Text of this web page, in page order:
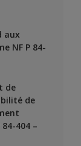
aux
NF P 84-
de
de
404 –